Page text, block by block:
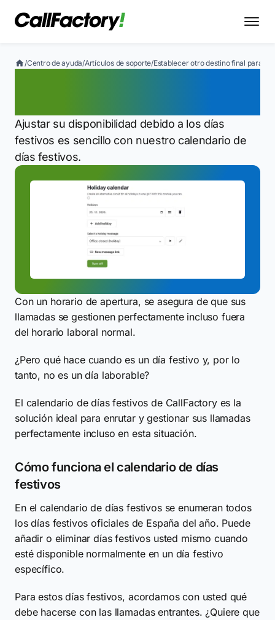
/Centro de ayuda/Artículos de soporte/Establecer otro destino final para
Ajustar su disponibilidad debido a los días
festivos es sencillo con nuestro calendario de
días festivos.
Con un horario de apertura, se asegura de que sus
llamadas se gestionen perfectamente incluso fuera
del horario laboral normal.
¿Pero qué hace cuando es un día festivo y, por lo
tanto, no es un día laborable?
El calendario de días festivos de CallFactory es la
solución ideal para enrutar y gestionar sus llamadas
perfectamente incluso en esta situación.
Cómo funciona el calendario de días
festivos
En el calendario de días festivos se enumeran todos
los días festivos oficiales de España del año. Puede
añadir o eliminar días festivos usted mismo cuando
esté disponible normalmente en un día festivo
específico.
Para estos días festivos, acordamos con usted qué
debe hacerse con las llamadas entrantes. ¿Quiere que